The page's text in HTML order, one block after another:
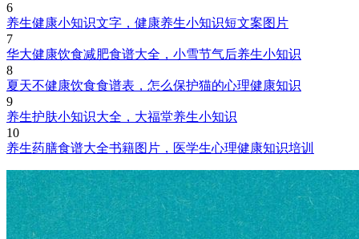
6
养生健康小知识文字，健康养生小知识短文案图片
7
华大健康饮食减肥食谱大全，小雪节气后养生小知识
8
夏天不健康饮食食谱表，怎么保护猫的心理健康知识
9
养生护肤小知识大全，大福堂养生小知识
10
养生药膳食谱大全书籍图片，医学生心理健康知识培训